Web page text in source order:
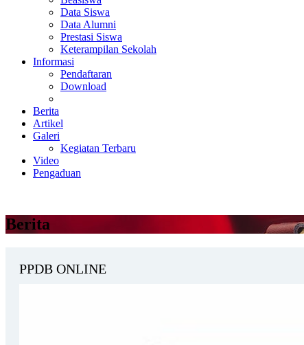
Data Siswa
Data Alumni
Prestasi Siswa
Keterampilan Sekolah
Informasi
Pendaftaran
Download
Berita
Artikel
Galeri
Kegiatan Terbaru
Video
Pengaduan
Berita
PPDB ONLINE